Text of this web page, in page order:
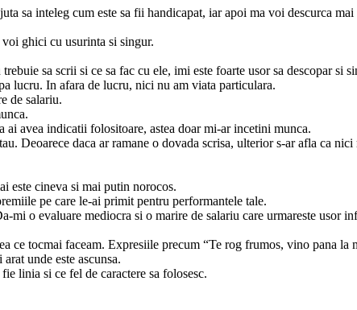
sa inteleg cum este sa fii handicapat, iar apoi ma voi descurca
ghici cu usurinta si singur.
sa scrii si ce sa fac cu ele, imi este foarte usor sa descopar si
lucru. In afara de lucru, nici nu am viata particulara.
de salariu.
avea indicatii folositoare, astea doar mi-ar incetini munca.
Deoarece daca ar ramane o dovada scrisa, ulterior s-ar afla ca
este cineva si mai putin norocos.
pe care le-ai primit pentru performantele tale.
o evaluare mediocra si o marire de salariu care urmareste usor
tocmai faceam. Expresiile precum “Te rog frumos, vino pana la
unde este ascunsa.
linia si ce fel de caractere sa folosesc.